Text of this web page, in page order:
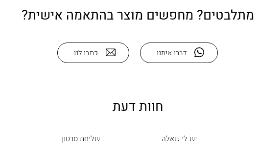
מתלבטים? מחפשים מוצר בהתאמה אישית?
דברו איתנו כתבו לנו
חוות דעת
יש לי שאלה שליחת סרטון